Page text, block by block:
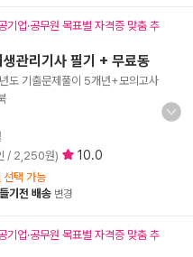
기업·공무원 목표별 자격증 맞춤 추
관리기사 필기 + 무료동
도 기출문제풀이 5개년+모의고사
/ 2,250원) 10.0
선택 가능
기전 배송 변경
기업·공무원 목표별 자격증 맞춤 추